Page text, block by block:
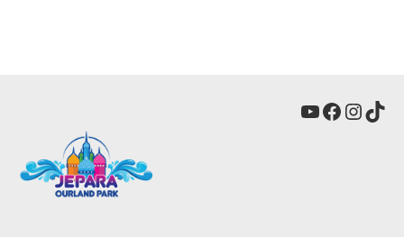
YouTube